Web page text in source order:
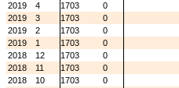
2019
4 1703
0
2019
3 1703
0
2019
2 1703
0
2019
1 1703
0
2018
12 1703
0
2018
11 1703
0
2018
10 1703
0